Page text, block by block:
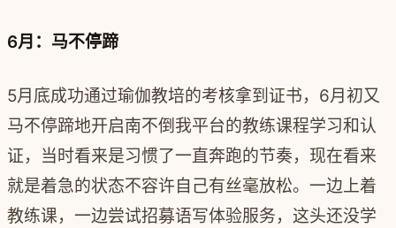
6月：马不停蹄
5月底成功通过瑜伽教培的考核拿到证书，6月初又
马不停蹄地开启南不倒我平台的教练课程学习和认
证，当时看来是习惯了一直奔跑的节奏，现在看来
就是着急的状态不容许自己有丝毫放松。一边上着
教练课，一边尝试招募语写体验服务，这头还没学